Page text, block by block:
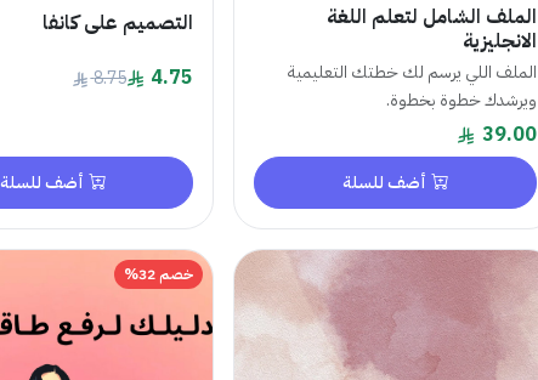
الملف الشامل لتعلم اللغة
الانجليزية
الملف اللي يرسم لك خطتك التعليمية
ويرشدك خطوة بخطوة.
39.00
أضف للسلة
التصميم على كانفا
4.75
8.75
أضف للسلة
خصم 32%